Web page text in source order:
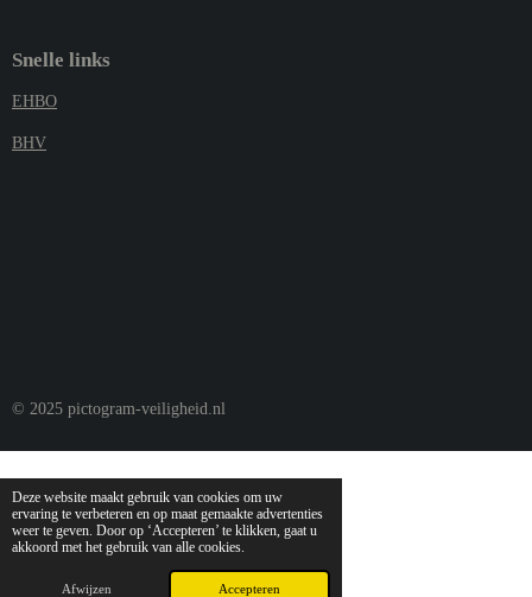
Deze website maakt gebruik van cookies om uw
ervaring te verbeteren en op maat gemaakte advertenties
weer te geven. Door op ‘Accepteren’ te klikken, gaat u
akkoord met het gebruik van alle cookies.
Afwijzen Accepteren
Snelle links
EHBO
BHV
© 2025 pictogram-veiligheid.nl